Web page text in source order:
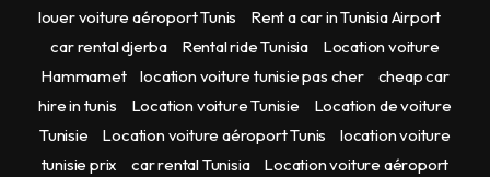
louer voiture aéroport Tunis
Rent a car in Tunisia Airport
car rental djerba
Rental ride Tunisia
Location voiture
Hammamet
location voiture tunisie pas cher
cheap car
hire in tunis
Location voiture Tunisie
Location de voiture
Tunisie
Location voiture aéroport Tunis
location voiture
tunisie prix
car rental Tunisia
Location voiture aéroport